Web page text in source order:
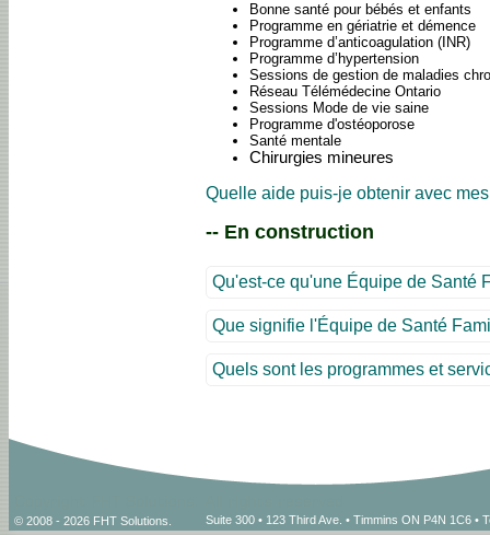
Bonne santé pour bébés et enfants
Programme en gériatrie et démence
Programme d’anticoagulation (INR)
Programme d’hypertension
Sessions de gestion de maladies
Réseau Télémédecine Ontario
Sessions Mode de vie saine
Programme d'ostéoporose
Santé mentale
Chirurgies mineures
Quelle aide puis-je obtenir avec
-- En construction
Qu'est-ce qu'une Équipe de Santé
Que signifie l'Équipe de Santé
Quels sont les programmes et
© 2008 - 2026 FHT Solutions. Suite 300 • 123 Third Ave. • Timmins ON P4N 1C6 •